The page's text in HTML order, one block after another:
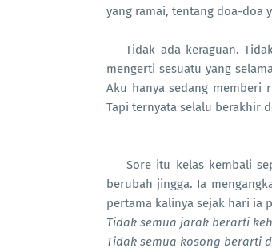
yang ramai, tentang doa-doa
Tidak ada keraguan.
mengerti sesuatu yang
Aku hanya sedang memberi
Tapi ternyata selalu berakhir
Sore itu kelas kembali
berubah jingga. Ia
pertama kalinya sejak hari ia
Tidak semua jarak berarti
Tidak semua kosong berarti